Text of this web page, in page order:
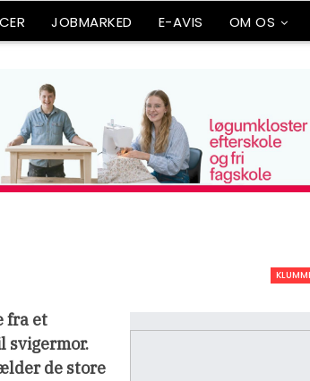
JOBMARKED E-AVIS OM OS
fra et
svigermor.
de store